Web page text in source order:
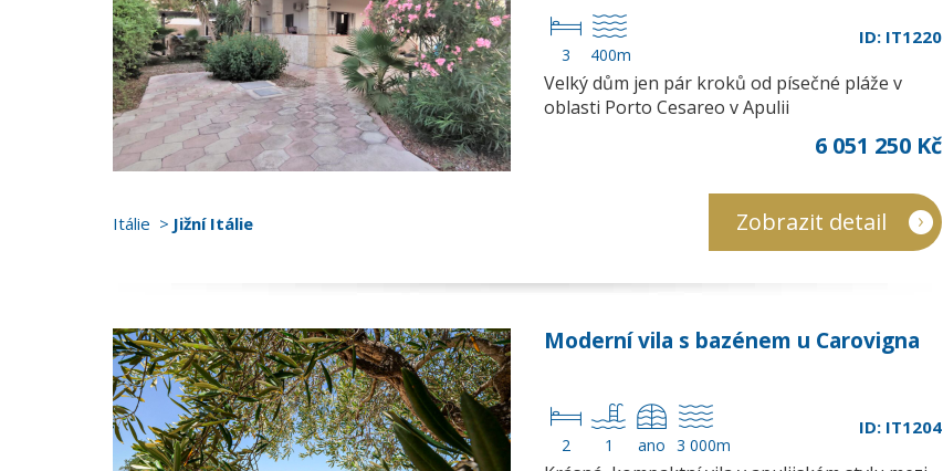
3 400m
ID: IT1220
Velký dům jen pár kroků od písečné pláže v
oblasti Porto Cesareo v Apulii
6 051 250 Kč
Itálie Jižní Itálie Zobrazit detail
Moderní vila s bazénem u Carovigna
2 1 ano 3 000m
ID: IT1204